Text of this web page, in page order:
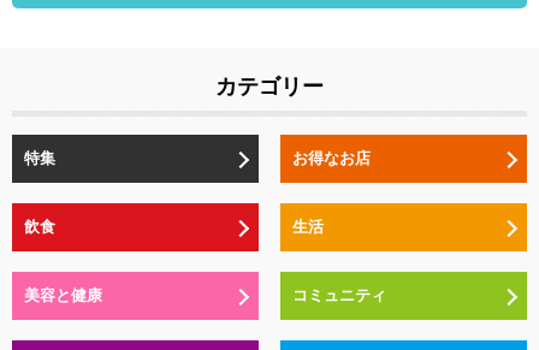
カテゴリー
特集 お得なお店
飲食 生活
美容と健康 コミュニティ